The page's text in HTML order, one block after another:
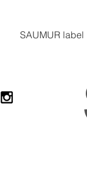
SAUMUR label